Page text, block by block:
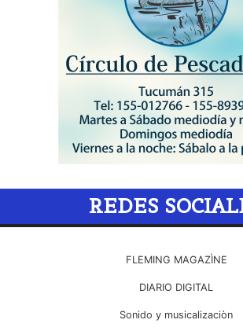
REDES
FLEMING MAGAZÌNE
DIARIO DIGITAL
Sonido y musicalizaciòn